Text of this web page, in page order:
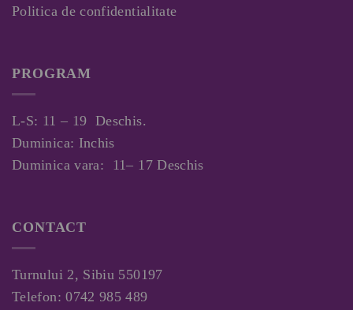
Politica de confidentialitate
PROGRAM
L-S: 11 – 19 Deschis.
Duminica: Inchis
Duminica vara: 11– 17 Deschis
CONTACT
Turnului 2, Sibiu 550197
Telefon:0742 985 489